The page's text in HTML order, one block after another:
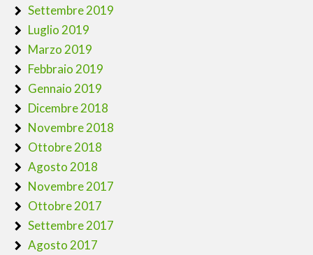
Settembre 2019
Luglio 2019
Marzo 2019
Febbraio 2019
Gennaio 2019
Dicembre 2018
Novembre 2018
Ottobre 2018
Agosto 2018
Novembre 2017
Ottobre 2017
Settembre 2017
Agosto 2017